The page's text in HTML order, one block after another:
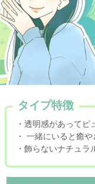
タイプ特徴
・透明感があってピ
・ 一緒にいると癒
・飾らないナチュラ